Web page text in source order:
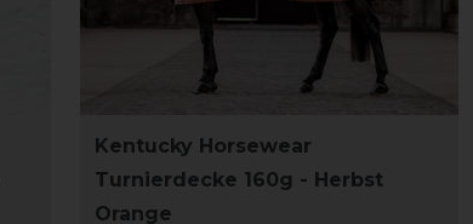
Kentucky Horsewear
Turnierdecke 160g - Herbst
Orange